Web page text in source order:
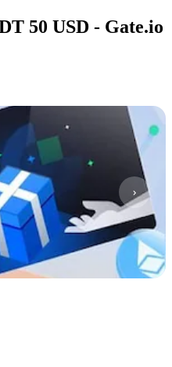
50 USD - Gate.io